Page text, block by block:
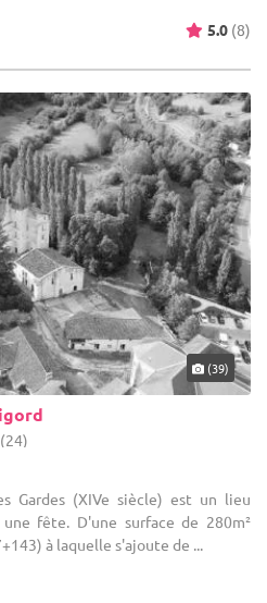
5.0 (8)
(39)
Gardes (XIVe siècle) est un lieu
fête. D'une surface de 280m²
à laquelle s'ajoute de ...